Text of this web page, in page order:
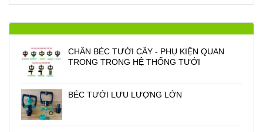
CHÂN BÉC TƯỚI CÂY - PHỤ KIỆN QUAN
TRONG TRONG HỆ THỐNG TƯỚI
BÉC TƯỚI LƯU LƯỢNG LỚN